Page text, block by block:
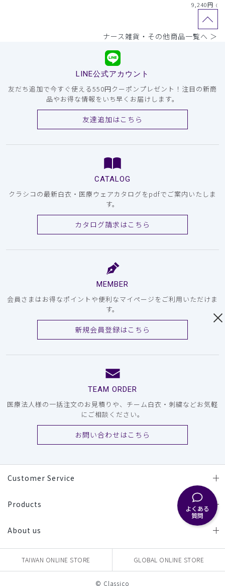
よくある
質問
9,240円 （税
ナース雑貨・その他商品一覧へ ＞
LINE公式アカウント
友だち追加で今すぐ使える550円クーポンプレゼント！注目の新商
品やお得な情報をいち早くお届けします。
友達追加はこちら
CATALOG
クラシコの最新白衣・医療ウェアカタログをpdfでご案内いたしま
す。
カタログ請求はこちら
MEMBER
会員さまはお得なポイントや便利なマイページをご利用いただけま
す。
新規会員登録はこちら
TEAM ORDER
医療法人様の一括注文のお見積りや、チーム白衣・刺繍などお気軽
にご相談ください。
お問い合わせはこちら
Customer Service
Products
About us
TAIWAN ONLINE STORE GLOBAL ONLINE STORE
© Classico